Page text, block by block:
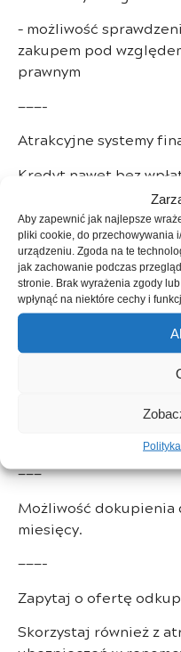
Aby zapewnić jak najlepsze
pliki cookie, do przechowywania
urządzeniu. Zgoda na te
jak zachowanie podczas
stronie. Brak wyrażenia zgody
wpłynąć na niektóre cechy i
– możliwość
zakupem pod
prawnym
———-
Atrakcyjne systemy
Kredyt nawet bez
Leasing od 24 do 60
———-
Ustanowione przez
standardy jakościowe
konkurencji i są naszą
Ich osiąganie i
wynika ze specjalnie
któremu podlega
———
Możliwość
miesięcy.
———-
Zapytaj o ofertę
Skorzystaj również z